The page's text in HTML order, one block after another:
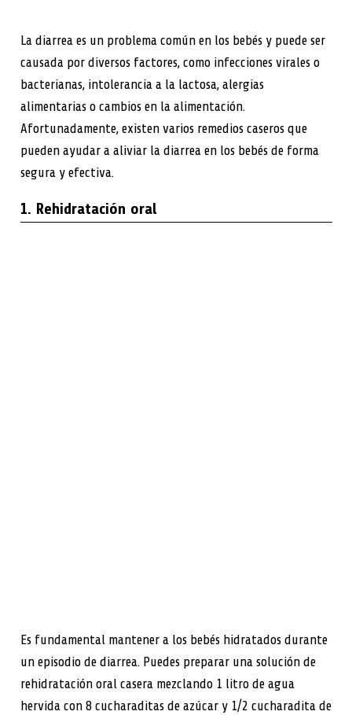
La diarrea es un problema común en los bebés y puede ser
causada por diversos factores, como infecciones virales o
bacterianas, intolerancia a la lactosa, alergias
alimentarias o cambios en la alimentación.
Afortunadamente, existen varios remedios caseros que
pueden ayudar a aliviar la diarrea en los bebés de forma
segura y efectiva.
1. Rehidratación oral
Es fundamental mantener a los bebés hidratados durante
un episodio de diarrea. Puedes preparar una solución de
rehidratación oral casera mezclando 1 litro de agua
hervida con 8 cucharaditas de azúcar y 1/2 cucharadita de